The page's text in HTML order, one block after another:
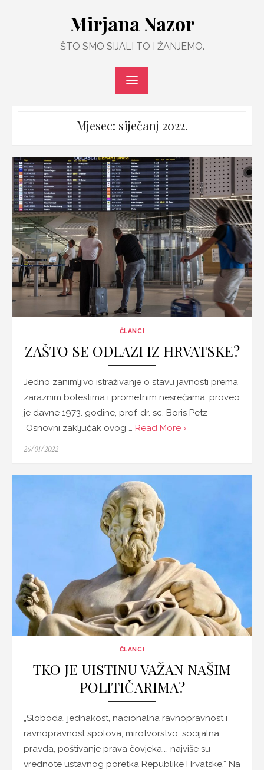
Mirjana Nazor
ŠTO SMO SIJALI TO I ŽANJEMO.
Mjesec: siječanj 2022.
ČLANCI
ZAŠTO SE ODLAZI IZ HRVATSKE?
Jedno zanimljivo istraživanje o stavu javnosti prema
zaraznim bolestima i prometnim nesrećama, proveo
je davne 1973. godine, prof. dr. sc. Boris Petz
Osnovni zaključak ovog … Read More ›
Posted
26/01/2022
ČLANCI
TKO JE UISTINU VAŽAN NAŠIM
POLITIČARIMA?
„Sloboda, jednakost, nacionalna ravnopravnost i
ravnopravnost spolova, mirotvorstvo, socijalna
pravda, poštivanje prava čovjeka,… najviše su
vrednote ustavnog poretka Republike Hrvatske.“ Na